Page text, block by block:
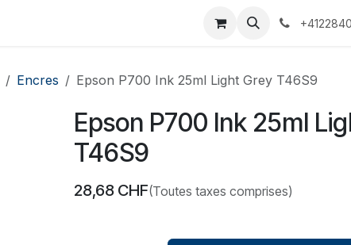
Événements Services
Encres Epson P700 Ink 25ml Light Grey T46S9
Epson P700 Ink 25ml
T46S9
28,68CHF(Toutes taxes comprises)